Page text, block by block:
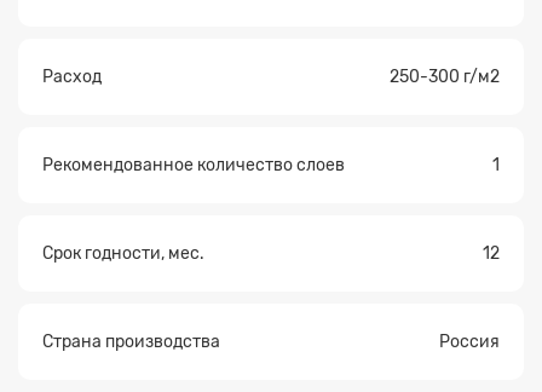
Расход 250-300 г/м2
Рекомендованное количество слоев 1
Срок годности, мес. 12
Страна производства Россия